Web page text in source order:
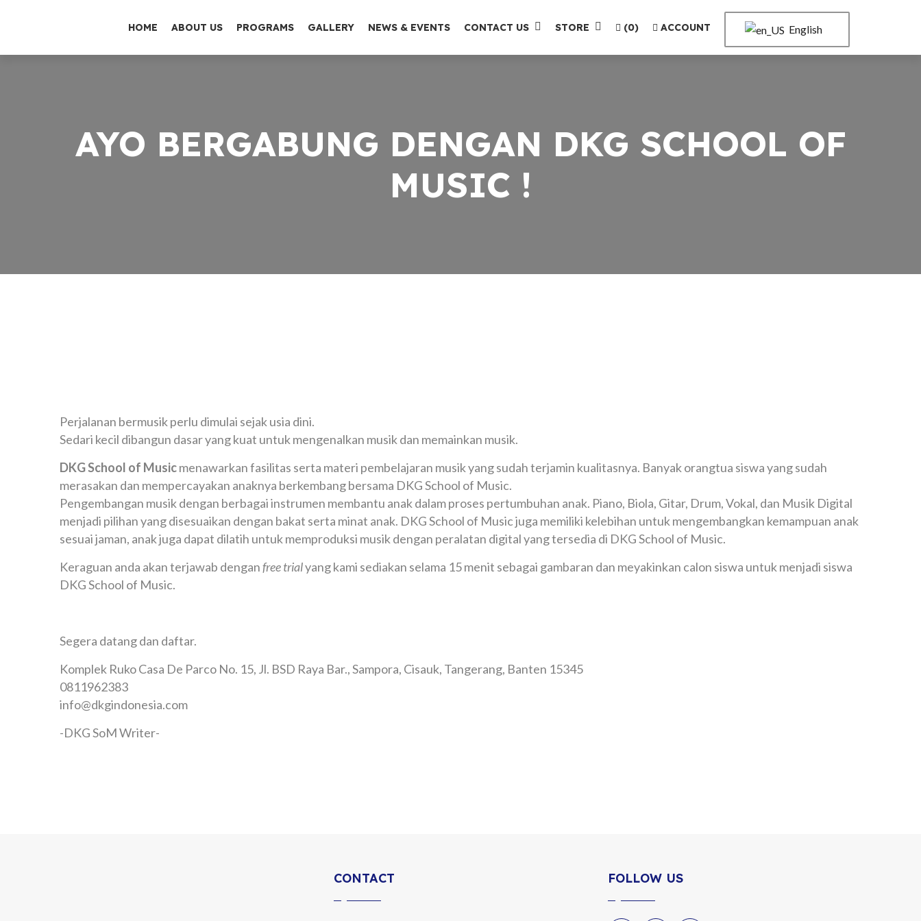
English
HOME ABOUT US PROGRAMS GALLERY NEWS & EVENTS CONTACT US STORE (0) ACCOUNT
AYO BERGABUNG DENGAN DKG SCHOOL OF
MUSIC !
Perjalanan bermusik perlu dimulai sejak usia dini.
Sedari kecil dibangun dasar yang kuat untuk mengenalkan musik dan memainkan musik.
DKG School of Musicmenawarkan fasilitas serta materi pembelajaran musik yang sudah terjamin kualitasnya. Banyak orangtua siswa yang sudah
merasakan dan mempercayakan anaknya berkembang bersama DKG School of Music.
Pengembangan musik dengan berbagai instrumen membantu anak dalam proses pertumbuhan anak. Piano, Biola, Gitar, Drum, Vokal, dan Musik Digital
menjadi pilihan yang disesuaikan dengan bakat serta minat anak. DKG School of Music juga memiliki kelebihan untuk mengembangkan kemampuan anak
sesuai jaman, anak juga dapat dilatih untuk memproduksi musik dengan peralatan digital yang tersedia di DKG School of Music.
Keraguan anda akan terjawab denganfree trialyang kami sediakan selama 15 menit sebagai gambaran dan meyakinkan calon siswa untuk menjadi siswa
DKG School of Music.
Segera datang dan daftar.
Komplek Ruko Casa De Parco No. 15, Jl. BSD Raya Bar., Sampora, Cisauk, Tangerang, Banten 15345
0811962383
info@dkgindonesia.com
-DKG SoM Writer-
CONTACT FOLLOW US